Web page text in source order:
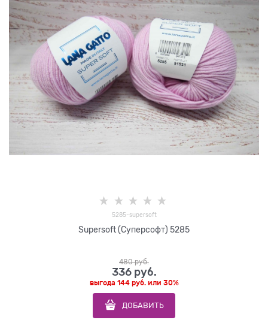
5285-supersoft
Supersoft (Суперсофт) 5285
480 руб.
336 руб.
выгода 144 руб.или 30%
ДОБАВИТЬ